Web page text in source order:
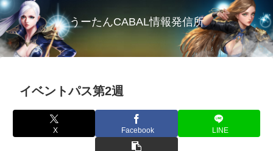
うーたんCABAL情報発信所
イベントパス第2週
X Facebook LINE